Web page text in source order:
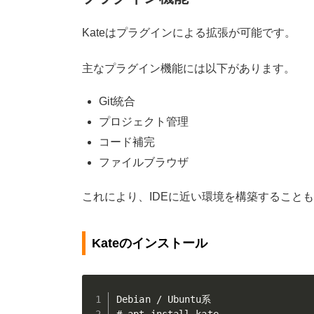
Kateはプラグインによる拡張が可能です。
主なプラグイン機能には以下があります。
Git統合
プロジェクト管理
コード補完
ファイルブラウザ
これにより、IDEに近い環境を構築することも
Kateのインストール
Debian / Ubuntu系